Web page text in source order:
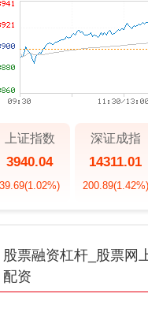
上证指数
3940.04
39.69(1.02%)
深证成指
14311.01
200.89(1.42%)
股票融资杠杆_股票网
配资